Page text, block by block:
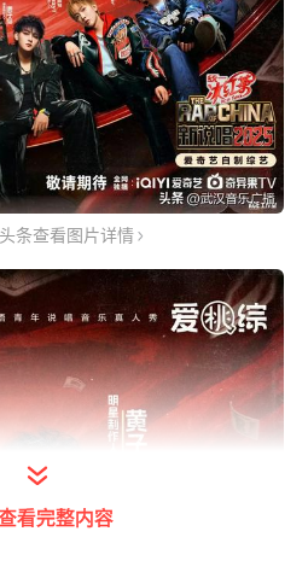
条查看图片详情
看完整内容